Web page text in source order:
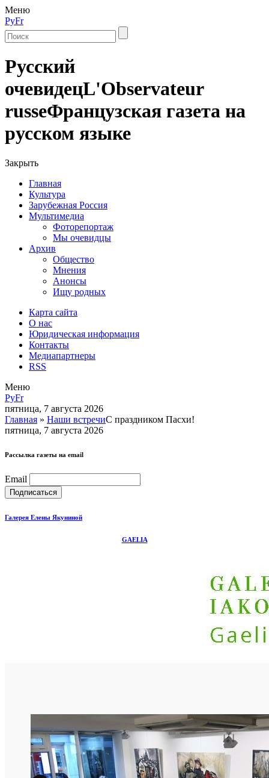
Меню
РуFr
Русский
очевидецL'Observateur
russeФранцузская газета на
русском языке
Закрыть
Главная
Культура
Зарубежная Россия
Мультимедиа
Фоторепортаж
Мы очевидцы
Архив
Общество
Мнения
Анонсы
Ищу родных
Карта сайта
О нас
Юридическая информация
Контакты
Медиапартнеры
RSS
Меню
РуFr
пятница, 7 августа 2026
Главная » Наши встречиС праздником Пасхи!
пятница, 7 августа 2026
Рассылка газеты на email
Email
Галерея Елены Якуниной
GAELIA